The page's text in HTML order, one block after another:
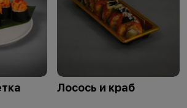
Лосось и краб